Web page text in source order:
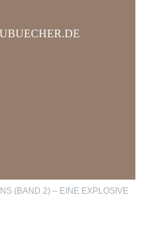
(BAND 2) – EINE EXPLOSIVE